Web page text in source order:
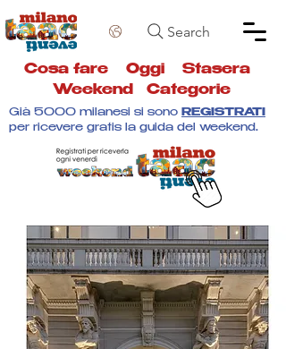
Search
Cosa fare Oggi Stasera
Weekend
Categorie
Già 5000 milanesi si sono REGISTRATI
per ricevere gratis la guida del weekend.